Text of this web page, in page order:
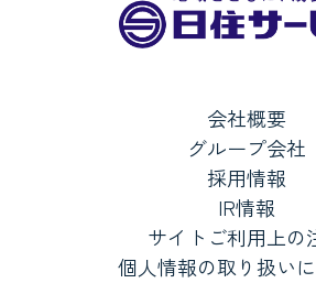
会社概要
グループ会社
採用情報
IR情報
サイトご利用上の
個人情報の取り扱い